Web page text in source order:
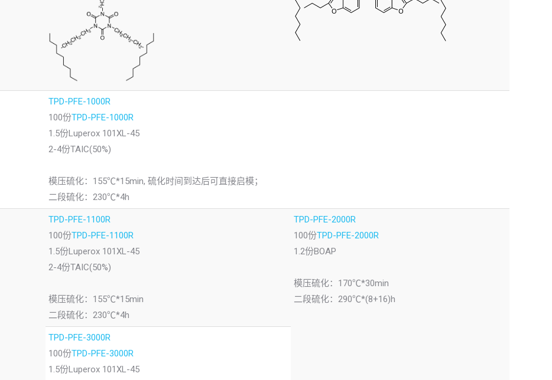
TPD-PFE-1000R
100份TPD-PFE-1000R
1.5份Luperox 101XL-45
2-4份TAIC(50%)
模压硫化：155℃*15min, 硫化时间到达后可直接启模；
二段硫化：230℃*4h
TPD-PFE-1100R
100份TPD-PFE-1100R
1.5份Luperox 101XL-45
2-4份TAIC(50%)
模压硫化：155℃*15min
二段硫化：230℃*4h
TPD-PFE-2000R
100份TPD-PFE-2000R
1.2份BOAP
模压硫化：170℃*30min
二段硫化：290℃*(8+16)h
TPD-PFE-3000R
100份TPD-PFE-3000R
1.5份Luperox 101XL-45